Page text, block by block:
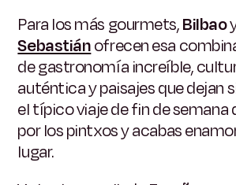
Para los más gourmets,Bilbao
Sebastiánofrecen esa
de gastronomía increíble,
auténtica y paisajes que dejan
el típico viaje de fin de semana
por los pintxos y acabas
lugar.